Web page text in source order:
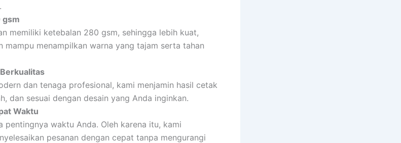
gsm
memiliki ketebalan 280 gsm, sehingga lebih kuat,
mampu menampilkan warna yang tajam serta tahan
dan tenaga profesional, kami menjamin hasil cetak
dan sesuai dengan desain yang Anda inginkan.
Waktu
pentingnya waktu Anda. Oleh karena itu, kami
pesanan dengan cepat tanpa mengurangi